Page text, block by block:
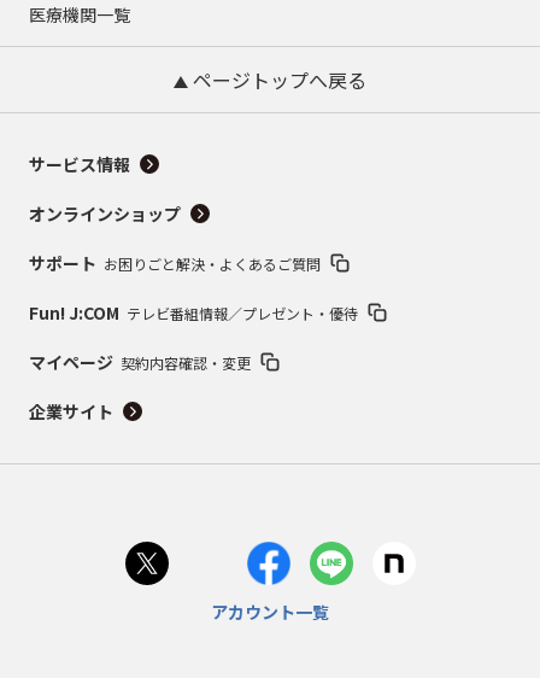
医療機関一覧
ページトップへ戻る
サービス情報
オンラインショップ
サポート お困りごと解決・よくあるご質問
Fun! J:COM テレビ番組情報／プレゼント・優待
マイページ 契約内容確認・変更
企業サイト
アカウント一覧